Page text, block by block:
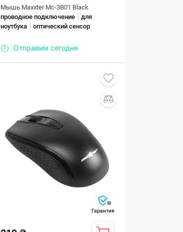
Мышь Maxxter Mc-3B01 Black
проводное подключение |для
ноутбука |оптический сенсор
Отправим сегодня
12
Гарантия